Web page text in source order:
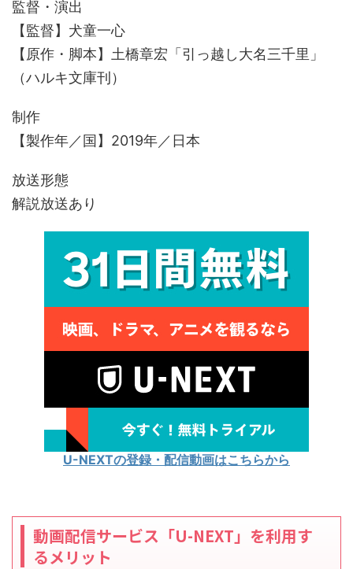
監督・演出
【監督】犬童一心
【原作・脚本】土橋章宏「引っ越し大名三千里」
（ハルキ文庫刊）
制作
【製作年／国】2019年／日本
放送形態
解説放送あり
U-NEXTの登録・配信動画はこちらから
動画配信サービス「U-NEXT」を利用す
るメリット